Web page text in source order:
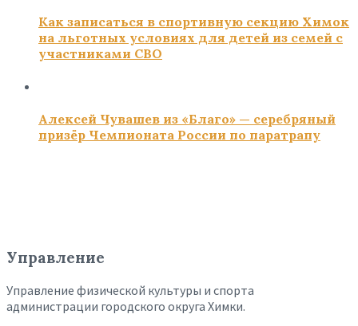
Как записаться в спортивную секцию Химок
на льготных условиях для детей из семей с
участниками СВО
Алексей Чувашев из «Благо» — серебряный
призёр Чемпионата России по паратрапу
Управление
Управление физической культуры и спорта
администрации городского округа Химки.